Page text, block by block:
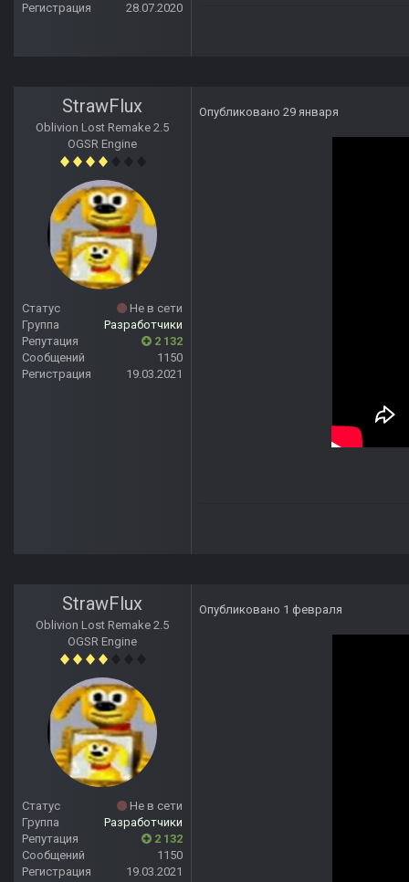
Регистрация
28.07.2020
StrawFlux
Oblivion Lost Remake 2.5
OGSR Engine
Статус
Не в сети
Группа
Разработчики
Репутация
2 132
Сообщений
1150
Регистрация
19.03.2021
Опубликовано 29 января
StrawFlux
Oblivion Lost Remake 2.5
OGSR Engine
Статус
Не в сети
Группа
Разработчики
Репутация
2 132
Сообщений
1150
Регистрация
19.03.2021
Опубликовано 1 февраля